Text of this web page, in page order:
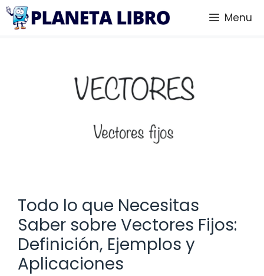
Saltar
Menu
Todo lo que Necesitas
Saber sobre Vectores Fijos:
Definición, Ejemplos y
Aplicaciones